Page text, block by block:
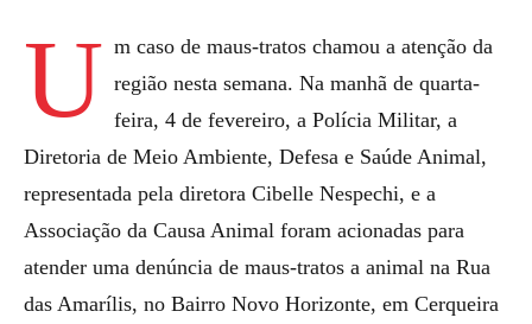
U m caso de maus-tratos chamou a atenção da
região nesta semana. Na manhã de quarta-
feira, 4 de fevereiro, a Polícia Militar, a
Diretoria de Meio Ambiente, Defesa e Saúde Animal,
representada pela diretora Cibelle Nespechi, e a
Associação da Causa Animal foram acionadas para
atender uma denúncia de maus-tratos a animal na Rua
das Amarílis, no Bairro Novo Horizonte, em Cerqueira